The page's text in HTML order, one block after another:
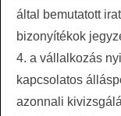
által bemutatott
bizonyítékok
4. a vállalkozás
kapcsolatos
azonnali